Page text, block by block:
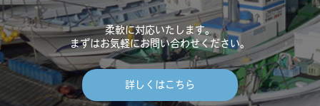
柔軟に対応いたします。
まずはお気軽にお問い合わせください。
詳しくはこちら